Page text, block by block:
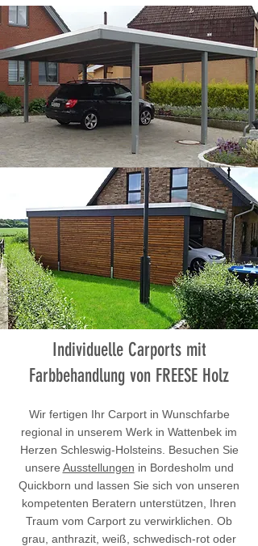
Individuelle Carports mit
Farbbehandlung von FREESE Holz
Wir fertigen Ihr Carport in Wunschfarbe
regional in unserem Werk in Wattenbek im
Herzen Schleswig-Holsteins. Besuchen Sie
unsere Ausstellungen in Bordesholm und
Quickborn und lassen Sie sich von unseren
kompetenten Beratern unterstützen, Ihren
Traum vom Carport zu verwirklichen. Ob
grau, anthrazit, weiß, schwedisch-rot oder